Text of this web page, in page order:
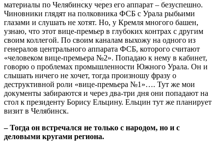
материалы по Челябинску через его аппарат – безуспешно.
Чиновники глядят на полковника ФСБ с Урала рыбьими
глазами и слушать не хотят. Но, у Кремля многого башен,
узнаю, что этот вице-премьер в глубоких контрах с другим
своим коллегой. По своим каналам выхожу на одного из
генералов центрального аппарата ФСБ, которого считают
«человеком вице-премьера №2». Попадаю к нему в кабинет,
говорю о проблемах промышленности Южного Урала. Он и
слышать ничего не хочет, тогда произношу фразу о
деструктивной роли «вице-премьера №1»…. Тут же мои
документы забираются и через два-три дня они попадают на
стол к президенту Борису Ельцину. Ельцин тут же планирует
визит в Челябинск.
– Тогда он встречался не только с народом, но и с
деловыми кругами региона.